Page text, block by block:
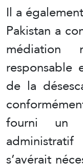
Il a
Pakistan a
médiation
de la
fourni un
s’avérait